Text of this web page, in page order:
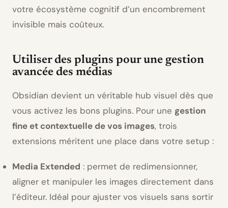
votre écosystème cognitif d’un encombrement
invisible mais coûteux.
Utiliser des plugins pour une gestion
avancée des médias
Obsidian devient un véritable hub visuel dès que
vous activez les bons plugins. Pour une gestion
fine et contextuelle de vos images, trois
extensions méritent une place dans votre setup :
Media Extended : permet de redimensionner,
aligner et manipuler les images directement dans
l’éditeur. Idéal pour ajuster vos visuels sans sortir